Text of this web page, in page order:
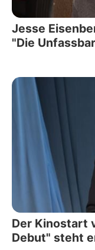
Jesse
"Die
Der Kinostart
Debut" steht